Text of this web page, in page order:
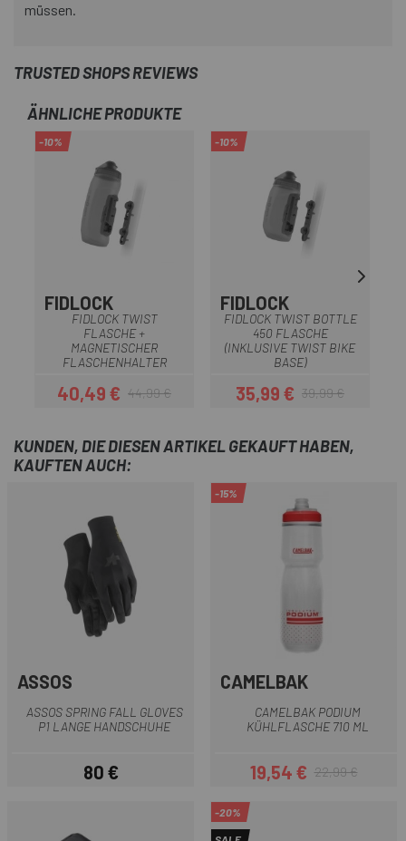
müssen.
TRUSTED SHOPS REVIEWS
ÄHNLICHE PRODUKTE
-10%
FIDLOCK
FIDLOCK TWIST
FLASCHE +
MAGNETISCHER
FLASCHENHALTER
Preis
40,49 €Regulärer Preis
44,99 €
-10%
FIDLOCK
FIDLOCK TWIST BOTTLE
450 FLASCHE
(INKLUSIVE TWIST BIKE
BASE)
Preis
35,99 €Regulärer Preis
39,99 €
KUNDEN, DIE DIESEN ARTIKEL GEKAUFT HABEN,
KAUFTEN AUCH:
ASSOS
ASSOS SPRING FALL GLOVES
P1 LANGE HANDSCHUHE
Preis
80 €
-15%
CAMELBAK
CAMELBAK PODIUM
KÜHLFLASCHE 710 ML
Preis
19,54 €Regulärer Preis
22,99 €
-20%